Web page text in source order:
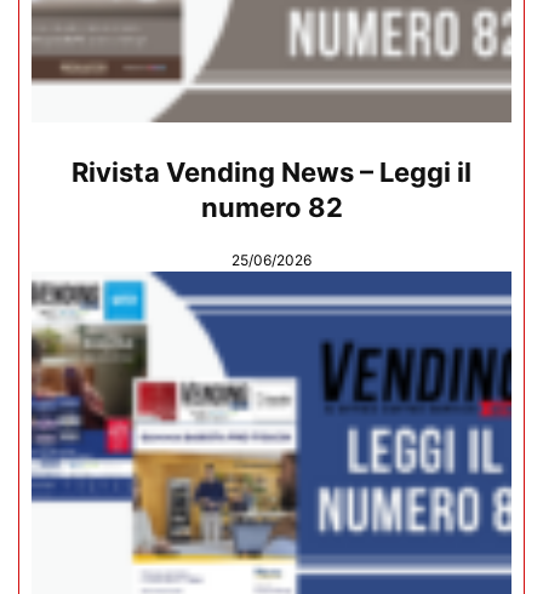
Rivista Vending News – Leggi il
numero 82
25/06/2026